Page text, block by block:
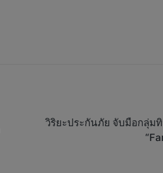
วิริยะประกันภัย จับมือกลุ่ม